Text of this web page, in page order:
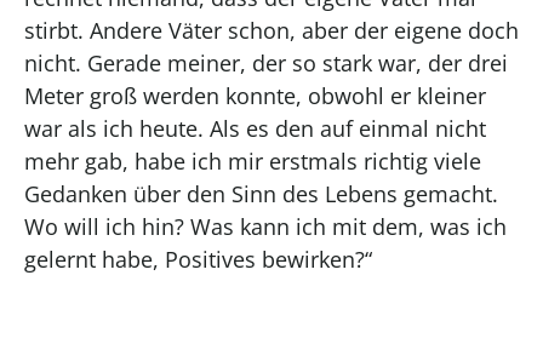
stirbt. Andere Väter schon, aber der eigene doch
nicht. Gerade meiner, der so stark war, der drei
Meter groß werden konnte, obwohl er kleiner
war als ich heute. Als es den auf einmal nicht
mehr gab, habe ich mir erstmals richtig viele
Gedanken über den Sinn des Lebens gemacht.
Wo will ich hin? Was kann ich mit dem, was ich
gelernt habe, Positives bewirken?“